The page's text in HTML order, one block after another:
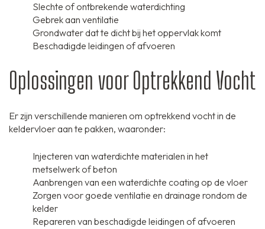
Slechte of ontbrekende waterdichting
Gebrek aan ventilatie
Grondwater dat te dicht bij het oppervlak komt
Beschadigde leidingen of afvoeren
Oplossingen voor Optrekkend Vocht
Er zijn verschillende manieren om optrekkend vocht in de
keldervloer aan te pakken, waaronder:
Injecteren van waterdichte materialen in het
metselwerk of beton
Aanbrengen van een waterdichte coating op de vloer
Zorgen voor goede ventilatie en drainage rondom de
kelder
Repareren van beschadigde leidingen of afvoeren